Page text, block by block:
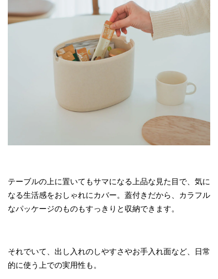
テーブルの上に置いてもサマになる上品な見た目で、気に
なる生活感をおしゃれにカバー。蓋付きだから、カラフル
なパッケージのものもすっきりと収納できます。
それでいて、出し入れのしやすさやお手入れ面など、日常
的に使う上での実用性も。